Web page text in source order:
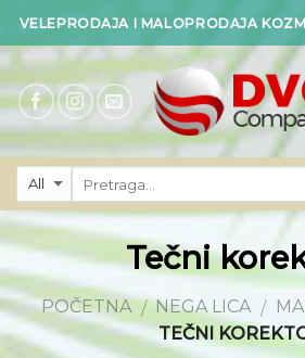
Skip
content
VELEPRODAJA I MALOPRODAJA
Tečni
POČETNA / NEGA LICA /
TEČNI